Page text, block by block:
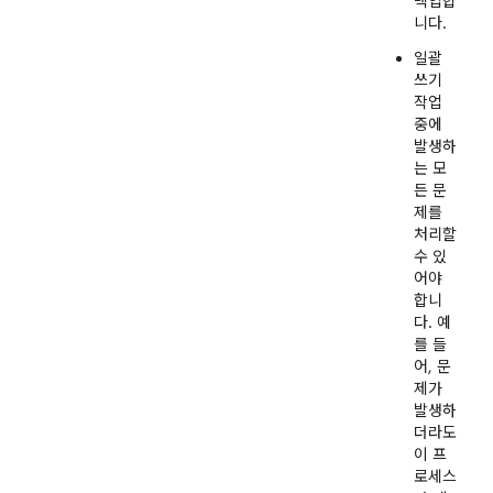
니다.
일괄
쓰기
작업
중에
발생하
는 모
든 문
제를
처리할
수 있
어야
합니
다. 예
를 들
어, 문
제가
발생하
더라도
이 프
로세스